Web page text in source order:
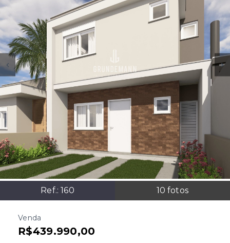
Ref.:160 10 fotos
Venda
R$439.990,00